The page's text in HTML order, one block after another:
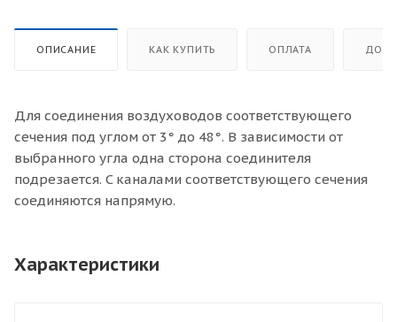
ОПИСАНИЕ КАК КУПИТЬ ОПЛАТА
Для соединения воздуховодов соответствующего
сечения под углом от 3° до 48°. В зависимости от
выбранного угла одна сторона соединителя
подрезается. C каналами соответствующего сечения
соединяются напрямую.
Характеристики